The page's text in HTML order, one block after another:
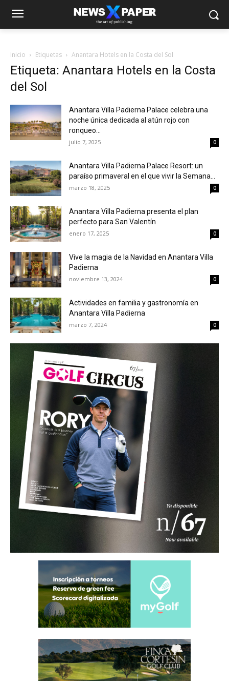
Inicio Etiquetas Anantara Hotels en la Costa del Sol
Etiqueta: Anantara Hotels en la Costa
del Sol
Anantara Villa Padierna Palace celebra una
noche única dedicada al atún rojo con
ronqueo...
julio 7, 2025 0
Anantara Villa Padierna Palace Resort: un
paraíso primaveral en el que vivir la Semana...
marzo 18, 2025 0
Anantara Villa Padierna presenta el plan
perfecto para San Valentín
enero 17, 2025 0
Vive la magia de la Navidad en Anantara Villa
Padierna
noviembre 13, 2024 0
Actividades en familia y gastronomía en
Anantara Villa Padierna
marzo 7, 2024 0